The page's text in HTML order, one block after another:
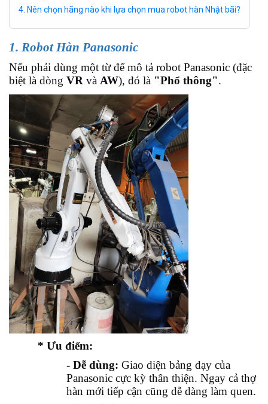
4. Nên chọn hãng nào khi lựa chọn mua robot hàn Nhật bãi?
1. Robot Hàn Panasonic
Nếu phải dùng một từ để mô tả robot Panasonic (đặc
biệt là dòng VR và AW), đó là "Phổ thông".
* Ưu điểm:
- Dễ dùng: Giao diện bảng dạy của
Panasonic cực kỳ thân thiện. Ngay cả thợ
hàn mới tiếp cận cũng dễ dàng làm quen.